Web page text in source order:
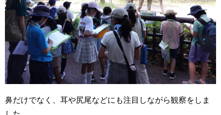
鼻だけでなく、耳や尻尾などにも注目しながら観察をしま